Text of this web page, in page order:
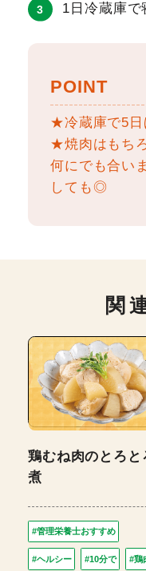
1日冷蔵庫で
POINT
★冷蔵庫で5日
★焼肉はもち
何にでも合い
しても◎
関
鶏むね肉のとろと
煮
#管理栄養士おすすめ
#ヘルシー #10分で #鶏